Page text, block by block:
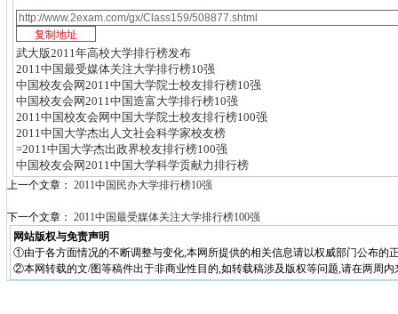
武大版2011年高校大学排行榜发布
2011中国最受媒体关注大学排行榜10强
中国校友会网2011中国大学院士校友排行榜10强
中国校友会网2011中国造富大学排行榜10强
2011中国校友会网中国大学院士校友排行榜100强
2011中国大学杰出人文社会科学家校友榜
=2011中国大学杰出政界校友排行榜100强
中国校友会网2011中国大学科学贡献力排行榜
上一个文章： 2011中国民办大学排行榜10强
下一个文章： 2011中国最受媒体关注大学排行榜100强
网站版权与免责声明
①由于各方面情况的不断调整与变化,本网所提供的相关信息请以权威部门公布的
②本网转载的文/图等稿件出于非商业性目的,如转载稿涉及版权等问题,请在两周内